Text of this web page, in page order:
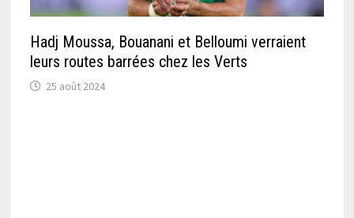
Hadj Moussa, Bouanani et Belloumi verraient
leurs routes barrées chez les Verts
25 août 2024